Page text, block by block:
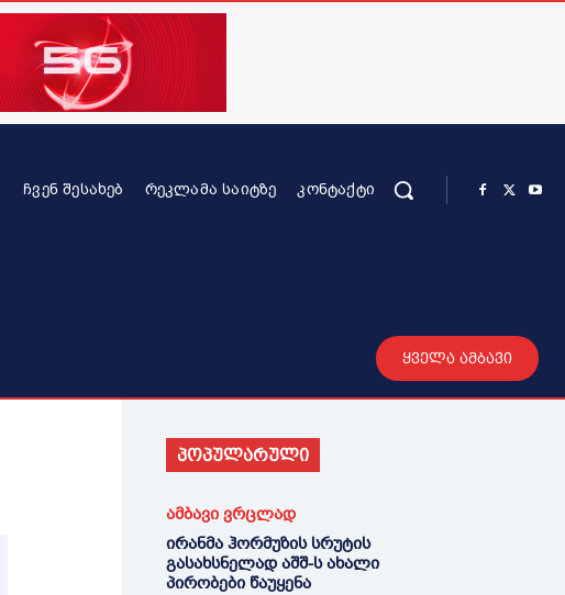
ᲩᲕᲔᲜ ᲨᲔᲡᲐᲮᲔᲑ ᲠᲔᲙᲚᲐᲛᲐ ᲡᲐᲘᲢᲖᲔ ᲙᲝᲜᲢᲐᲥᲢᲘ
ყველა ამბავი
პოპულარული
ამბავი ვრცლად
ირანმა ჰორმუზის სრუტის
გასახსნელად აშშ-ს ახალი
პირობები წაუყენა